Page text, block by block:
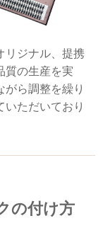
リジナル、提携
質の生産を実
がら調整を繰り
いただいており
の付け方